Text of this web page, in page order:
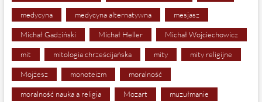
medycyna medycyna alternatywna mesjasz
Michał Gadziński Michał Heller Michał Wojciechowicz
mit mitologia chrześcijańska mity mity religijne
Mojżesz monoteizm moralność
moralność nauka a religia Mozart muzułmanie